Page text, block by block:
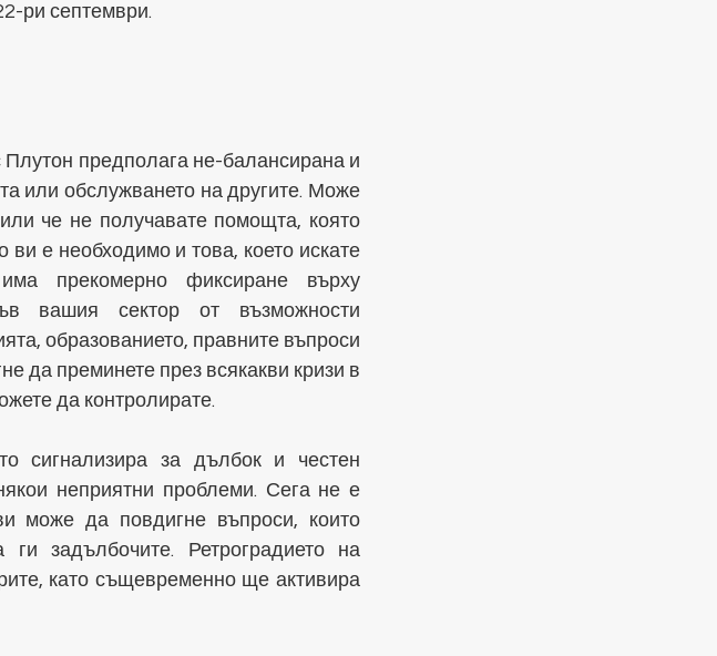
ри септември.
Плутон предполага не-балансирана и
или обслужването на другите. Може
че не получавате помощта, която
ви е необходимо и това, което искате
прекомерно фиксиране върху
вашия сектор от възможности
образованието, правните въпроси
да преминете през всякакви кризи в
да контролирате.
сигнализира за дълбок и честен
неприятни проблеми. Сега не е
може да повдигне въпроси, които
задълбочите. Ретроградието на
като същевременно ще активира